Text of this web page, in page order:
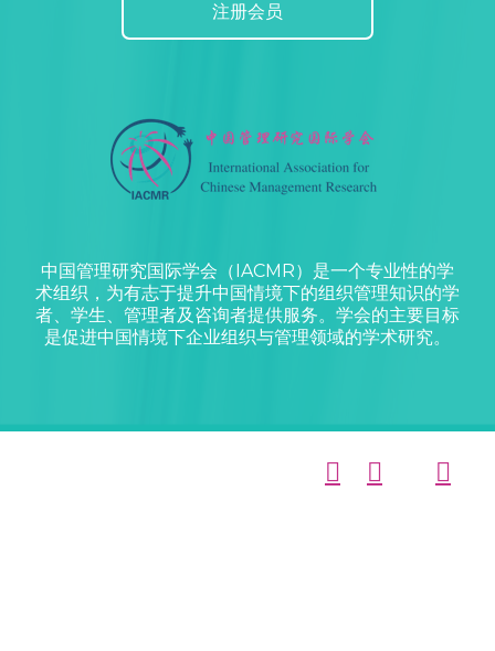
注册会员
中国管理研究国际学会（IACMR）是一个专业性的学
术组织，为有志于提升中国情境下的组织管理知识的学
者、学生、管理者及咨询者提供服务。学会的主要目标
是促进中国情境下企业组织与管理领域的学术研究。